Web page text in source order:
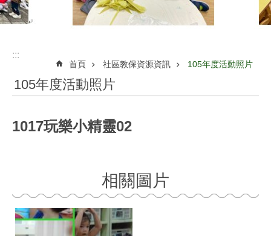
:::
首頁 社區教保資源資訊 105年度活動照片
105年度活動照片
1017玩樂小精靈02
相關圖片